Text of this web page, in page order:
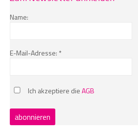
Name:
E-Mail-Adresse: *
Ich akzeptiere dieAGB